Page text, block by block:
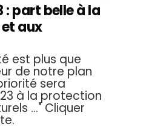
: part belle à la
aux
est plus que
de notre plan
sera
à la protection
..." Cliquer